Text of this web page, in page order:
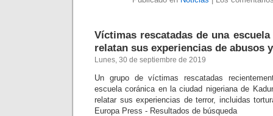
Víctimas rescatadas de una
relatan sus experiencias de abusos
Lunes, 30 de septiembre de 2019
Un grupo de víctimas rescatadas
escuela coránica en la ciudad nigeriana de
relatar sus experiencias de terror, incluidas
Europa Press - Resultados de búsqueda